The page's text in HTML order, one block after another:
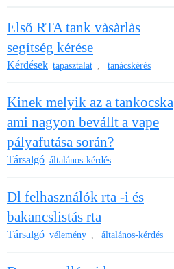
Első RTA tank vàsàrlàs
segítség kérése
Kérdések tapasztalat , tanácskérés
Kinek melyik az a tankocska
ami nagyon bevállt a vape
pályafutása során?
Társalgó általános-kérdés
Dl felhasználók rta -i és
bakancslistás rta
Társalgó vélemény , általános-kérdés